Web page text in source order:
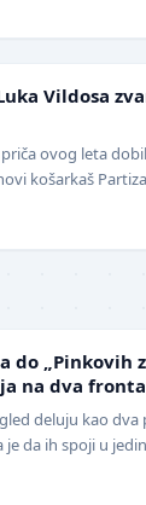
Vildosa
ovog leta
košarkaš
do „Pinkovih
na dva fronta
deluju kao
je da ih spoji u